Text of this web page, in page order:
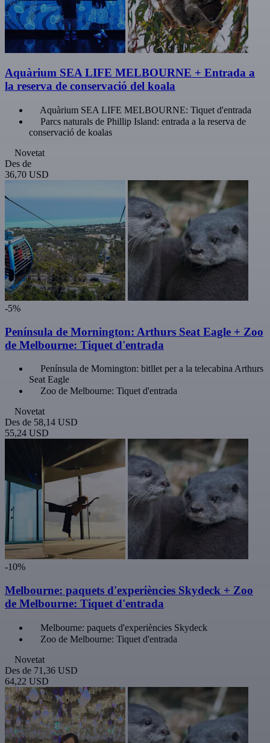
Aquàrium SEA LIFE MELBOURNE + Entrada a
la reserva de conservació del koala
Aquàrium SEA LIFE MELBOURNE: Tiquet d'entrada
Parcs naturals de Phillip Island: entrada a la reserva de
conservació de koalas
Novetat
Des de
36,70 USD
-5%
Península de Mornington: Arthurs Seat Eagle + Zoo
de Melbourne: Tiquet d'entrada
Península de Mornington: bitllet per a la telecabina Arthurs
Seat Eagle
Zoo de Melbourne: Tiquet d'entrada
Novetat
Des de 58,14 USD
55,24 USD
-10%
Melbourne: paquets d'experiències Skydeck + Zoo
de Melbourne: Tiquet d'entrada
Melbourne: paquets d'experiències Skydeck
Zoo de Melbourne: Tiquet d'entrada
Novetat
Des de 71,36 USD
64,22 USD